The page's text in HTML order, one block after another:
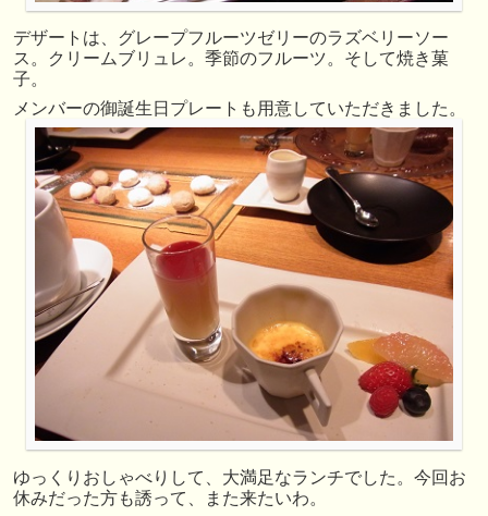
デザートは、グレープフルーツゼリーのラズベリーソー
ス。クリームブリュレ。季節のフルーツ。そして焼き菓
子。
メンバーの御誕生日プレートも用意していただきました。
ゆっくりおしゃべりして、大満足なランチでした。今回お
休みだった方も誘って、また来たいわ。